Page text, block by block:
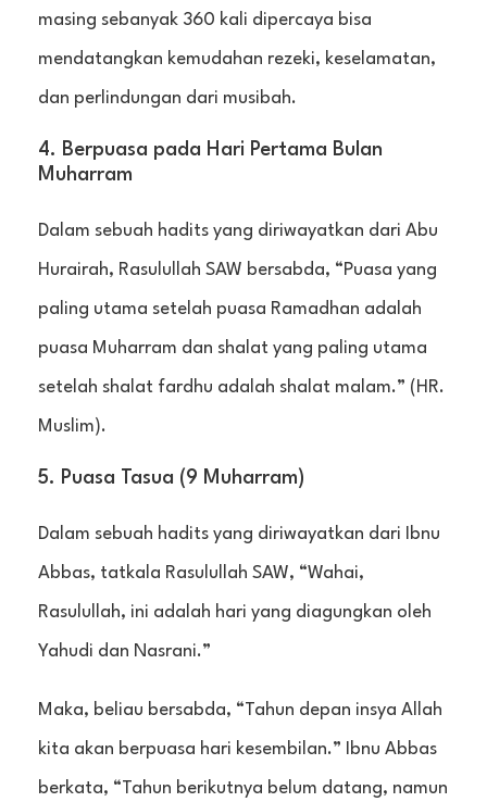
masing sebanyak 360 kali dipercaya bisa
mendatangkan kemudahan rezeki, keselamatan,
dan perlindungan dari musibah.
4. Berpuasa pada Hari Pertama Bulan
Muharram
Dalam sebuah hadits yang diriwayatkan dari Abu
Hurairah, Rasulullah SAW bersabda, “Puasa yang
paling utama setelah puasa Ramadhan adalah
puasa Muharram dan shalat yang paling utama
setelah shalat fardhu adalah shalat malam.” (HR.
Muslim).
5. Puasa Tasua (9 Muharram)
Dalam sebuah hadits yang diriwayatkan dari Ibnu
Abbas, tatkala Rasulullah SAW, “Wahai,
Rasulullah, ini adalah hari yang diagungkan oleh
Yahudi dan Nasrani.”
Maka, beliau bersabda, “Tahun depan insya Allah
kita akan berpuasa hari kesembilan.” Ibnu Abbas
berkata, “Tahun berikutnya belum datang, namun